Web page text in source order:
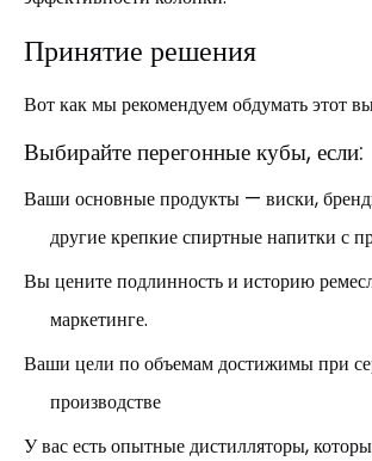
Принятие решения
Вот как мы рекомендуем обдумать этот
Выбирайте перегонные кубы, если:
Ваши основные продукты — виски,
другие крепкие спиртные напитки с
Вы цените подлинность и историю
маркетинге.
Ваши цели по объемам достижимы при
производстве
У вас есть опытные дистилляторы,